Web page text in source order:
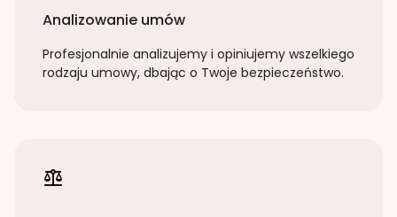
Analizowanie umów
Profesjonalnie analizujemy i opiniujemy wszelkiego
rodzaju umowy, dbając o Twoje bezpieczeństwo.